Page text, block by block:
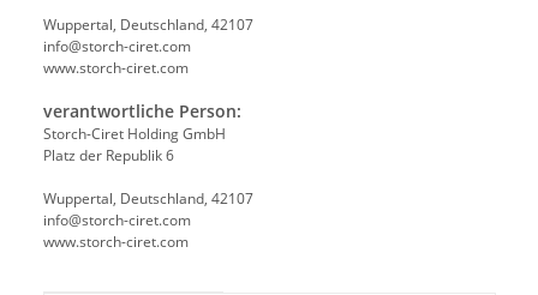
Wuppertal, Deutschland, 42107
info@storch-ciret.com
www.storch-ciret.com
verantwortliche Person:
Storch-Ciret Holding GmbH
Platz der Republik 6
Wuppertal, Deutschland, 42107
info@storch-ciret.com
www.storch-ciret.com